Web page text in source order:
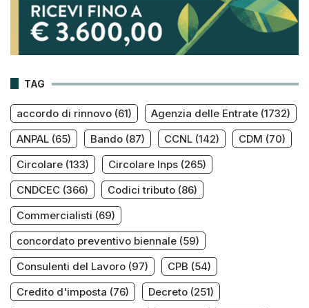
TAG
accordo di rinnovo (61) Agenzia delle Entrate (1732)
ANPAL (65) Bando (87) CCNL (142) CDM (70)
Circolare (133) Circolare Inps (265)
CNDCEC (366) Codici tributo (86)
Commercialisti (69)
concordato preventivo biennale (59)
Consulenti del Lavoro (97) CPB (54)
Credito d'imposta (76) Decreto (251)